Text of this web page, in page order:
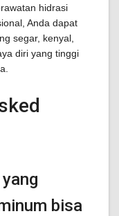
hidrasi
Anda dapat
segar, kenyal,
diri yang tinggi
bisa